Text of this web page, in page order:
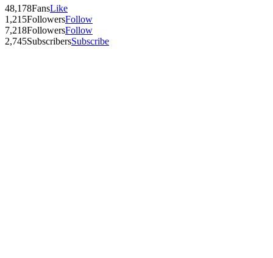
48,178FansLike
1,215FollowersFollow
7,218FollowersFollow
2,745SubscribersSubscribe